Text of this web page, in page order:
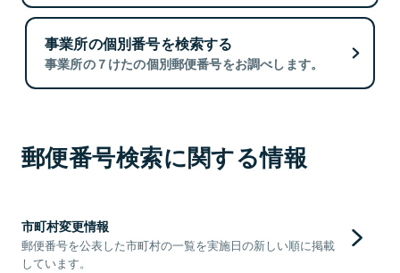
事業所の個別番号を検索する
事業所の７けたの個別郵便番号をお調べします。
郵便番号検索に関する情報
市町村変更情報
郵便番号を公表した市町村の一覧を実施日の新しい順に掲載
しています。